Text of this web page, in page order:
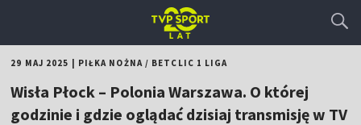
29 MAJ 2025 PIŁKA NOŻNA/ BETCLIC 1 LIGA
Wisła Płock – Polonia Warszawa. O której
godzinie i gdzie oglądać dzisiaj transmisję w TV